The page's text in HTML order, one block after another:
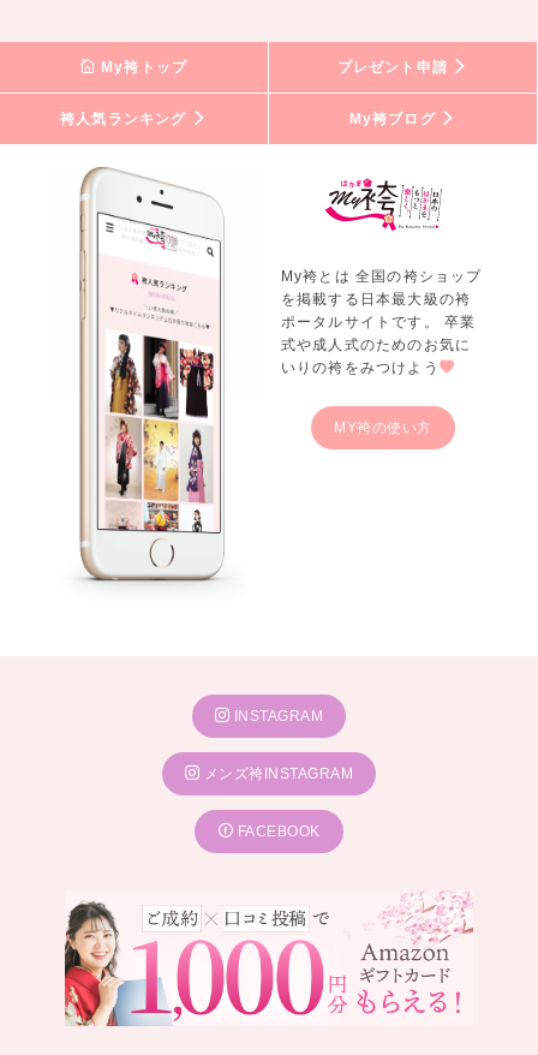
My袴トップ プレゼント申請
袴人気ランキング My袴ブログ
My袴とは 全国の袴ショップ
を掲載する日本最大級の袴
ポータルサイトです。 卒業
式や成人式のためのお気に
いりの袴をみつけよう
MY袴の使い方
INSTAGRAM
メンズ袴INSTAGRAM
FACEBOOK